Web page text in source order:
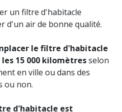
un filtre d'habitacle
d'un air de bonne qualité.
le filtre d'habitacle
15 000 kilomètresselon
en ville ou dans des
ou non.
d'habitacle est